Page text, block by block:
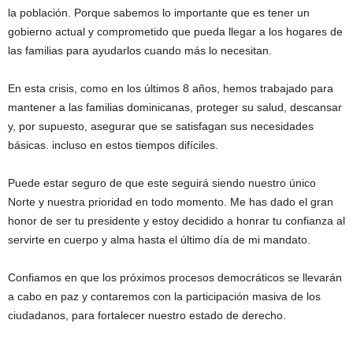
la población. Porque sabemos lo importante que es tener un
gobierno actual y comprometido que pueda llegar a los hogares de
las familias para ayudarlos cuando más lo necesitan.
En esta crisis, como en los últimos 8 años, hemos trabajado para
mantener a las familias dominicanas, proteger su salud, descansar
y, por supuesto, asegurar que se satisfagan sus necesidades
básicas. incluso en estos tiempos difíciles.
Puede estar seguro de que este seguirá siendo nuestro único
Norte y nuestra prioridad en todo momento. Me has dado el gran
honor de ser tu presidente y estoy decidido a honrar tu confianza al
servirte en cuerpo y alma hasta el último día de mi mandato.
Confiamos en que los próximos procesos democráticos se llevarán
a cabo en paz y contaremos con la participación masiva de los
ciudadanos, para fortalecer nuestro estado de derecho.